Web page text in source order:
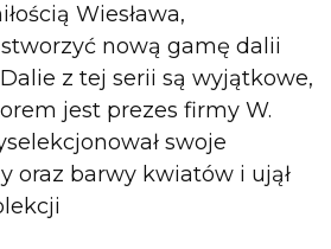
Wiesława,
nową gamę dalii
z tej serii są wyjątkowe,
jest prezes firmy W.
swoje
oraz barwy kwiatów i ujął